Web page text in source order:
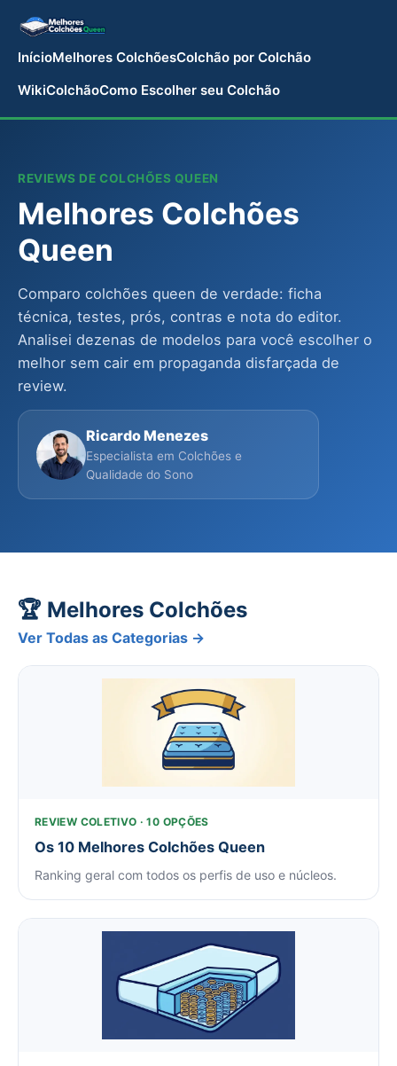
InícioMelhores ColchõesColchão por Colchão
WikiColchãoComo Escolher seu Colchão
REVIEWS DE COLCHÕES QUEEN
Melhores Colchões
Queen
Comparo colchões queen de verdade: ficha
técnica, testes, prós, contras e nota do editor.
Analisei dezenas de modelos para você escolher o
melhor sem cair em propaganda disfarçada de
review.
Ricardo Menezes
Especialista em Colchões e
Qualidade do Sono
🏆 Melhores Colchões
Ver Todas as Categorias →
REVIEW COLETIVO · 10 OPÇÕES
Os 10 Melhores Colchões Queen
Ranking geral com todos os perfis de uso e núcleos.